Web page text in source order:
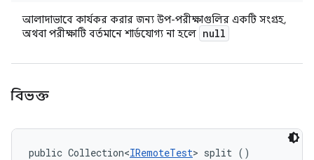
আলাদাভাবে কার্যকর করার জন্য উপ-পরীক্ষাগুলির একটি সংগ্রহ,
অথবা পরীক্ষাটি বর্তমানে শার্ডযোগ্য না হলে null
বিভক্ত
public Collection<IRemoteTest> split ()